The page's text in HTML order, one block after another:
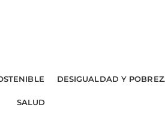
DESIGUALDAD Y
SALUD